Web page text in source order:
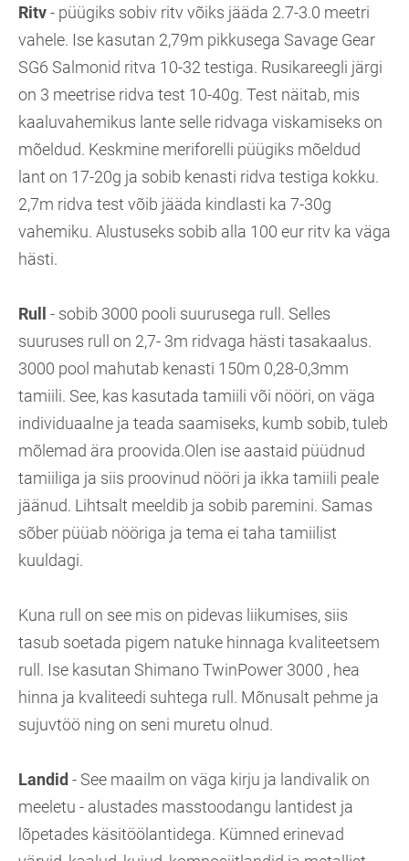
Ritv- püügiks sobiv ritv võiks jääda 2.7-3.0 meetri
vahele. Ise kasutan 2,79m pikkusega Savage Gear
SG6 Salmonid ritva 10-32 testiga. Rusikareegli järgi
on 3 meetrise ridva test 10-40g. Test näitab, mis
kaaluvahemikus lante selle ridvaga viskamiseks on
mõeldud. Keskmine meriforelli püügiks mõeldud
lant on 17-20g ja sobib kenasti ridva testiga kokku.
2,7m ridva test võib jääda kindlasti ka 7-30g
vahemiku. Alustuseks sobib alla 100 eur ritv ka väga
hästi.
Rull
- sobib 3000 pooli suurusega rull. Selles
suuruses rull on 2,7- 3m ridvaga hästi tasakaalus.
3000 pool mahutab kenasti 150m 0,28-0,3mm
tamiili. See, kas kasutada tamiili või nööri, on väga
individuaalne ja teada saamiseks, kumb sobib, tuleb
mõlemad ära proovida.Olen ise aastaid püüdnud
tamiiliga ja siis proovinud nööri ja ikka tamiili peale
jäänud. Lihtsalt meeldib ja sobib paremini. Samas
sõber püüab nööriga ja tema ei taha tamiilist
kuuldagi.
Kuna rull on see mis on pidevas liikumises, siis
tasub soetada pigem natuke hinnaga kvaliteetsem
rull. Ise kasutan Shimano TwinPower 3000 , hea
hinna ja kvaliteedi suhtega rull. Mõnusalt pehme ja
sujuvtöö ning on seni muretu olnud.
Landid - See maailm on väga kirju ja landivalik on
meeletu - alustades masstoodangu lantidest ja
lõpetades käsitöölantidega. Kümned erinevad